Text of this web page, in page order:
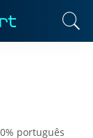
português